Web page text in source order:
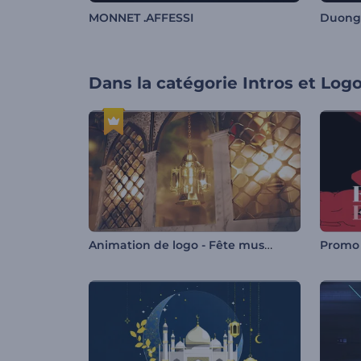
MONNET .AFFESSI
Dans la catégorie Intros et
Animation de logo - Fête musulmane